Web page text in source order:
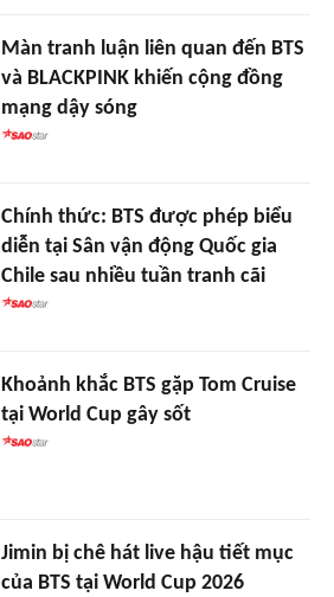
Màn tranh luận liên quan đến BTS
và BLACKPINK khiến cộng đồng
mạng dậy sóng
Chính thức: BTS được phép biểu
diễn tại Sân vận động Quốc gia
Chile sau nhiều tuần tranh cãi
Khoảnh khắc BTS gặp Tom Cruise
tại World Cup gây sốt
Jimin bị chê hát live hậu tiết mục
của BTS tại World Cup 2026